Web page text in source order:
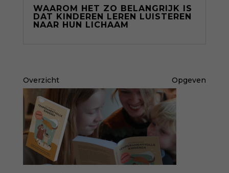
WAAROM HET ZO BELANGRIJK IS
DAT KINDEREN LEREN LUISTEREN
NAAR HUN LICHAAM
Overzicht Opgeven